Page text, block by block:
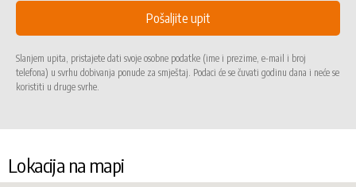
Slanjem upita, pristajete dati svoje osobne podatke (ime i prezime, e-mail i broj
telefona) u svrhu dobivanja ponude za smještaj. Podaci će se čuvati godinu dana i neće se
koristiti u druge svrhe.
Lokacija na mapi